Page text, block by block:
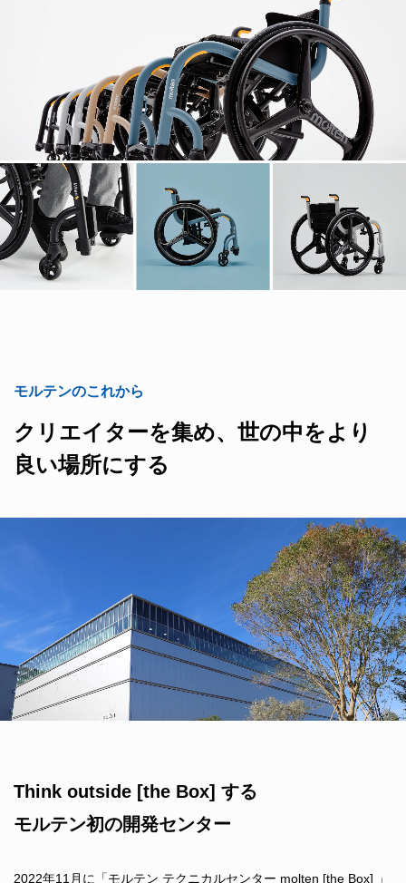
モルテンのこれから
クリエイターを集め、世の中をより
良い場所にする
Think outside [the Box] する
モルテン初の開発センター
2022年11月に「モルテン テクニカルセンター molten [the Box] 」